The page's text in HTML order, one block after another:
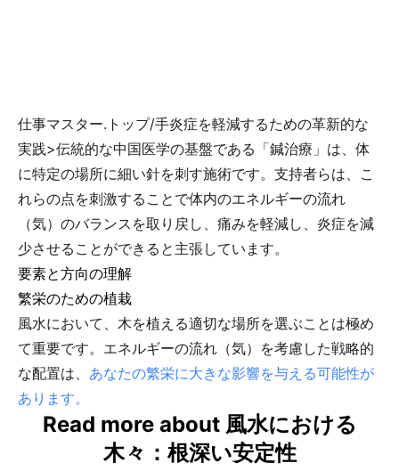
仕事マスター.トップ/手炎症を軽減するための革新的な
実践>伝統的な中国医学の基盤である「鍼治療」は、体
に特定の場所に細い針を刺す施術です。支持者らは、こ
れらの点を刺激することで体内のエネルギーの流れ
（気）のバランスを取り戻し、痛みを軽減し、炎症を減
少させることができると主張しています。
要素と方向の理解
繁栄のための植栽
風水において、木を植える適切な場所を選ぶことは極め
て重要です。エネルギーの流れ（気）を考慮した戦略的
な配置は、 あなたの繁栄に大きな影響を与える可能性が
あります。
Read more about 風水における
木々：根深い安定性